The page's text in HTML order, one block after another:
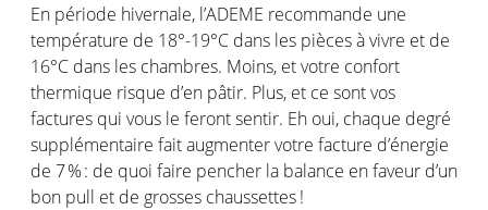
En période hivernale, l’ADEME recommande une
température de 18°-19°C dans les piècesà vivre et de
16°C dans les chambres. Moins, etvotre confort
thermique risque d’en pâtir. Plus, et ce sontvos
factures qui vous le ferontsentir. Eh oui, chaque degré
supplémentaire fait augmentervotre facture d’énergie
de 7% : de quoi faire pencher la balance enfaveur d’un
bon pull et de grosses chaussettes!